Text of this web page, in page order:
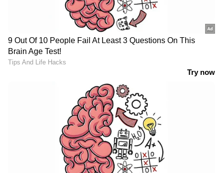
LATEST VIDEOS
ജലനിരപ്പ് കുറഞ്ഞെങ്കിലും ദുരിതം
ഒഴിയാതെ കുട്ടനാട്ടുകാര്‍; വെള്ളം
ഇറങ്ങാൻ ഇനിയും സമയമെടുക്കും
News@1PM | ഒരുമണി വാർത്ത
വിശദമായി | 08 August 2026